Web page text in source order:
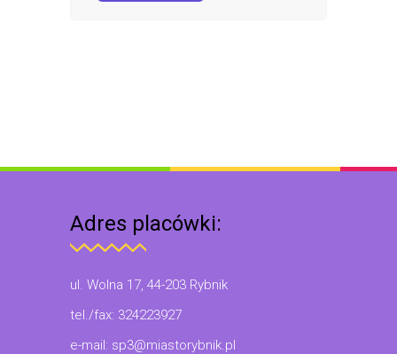
Adres placówki:
ul. Wolna 17, 44-203 Rybnik
tel./fax: 324223927
e-mail: sp3@miastorybnik.pl